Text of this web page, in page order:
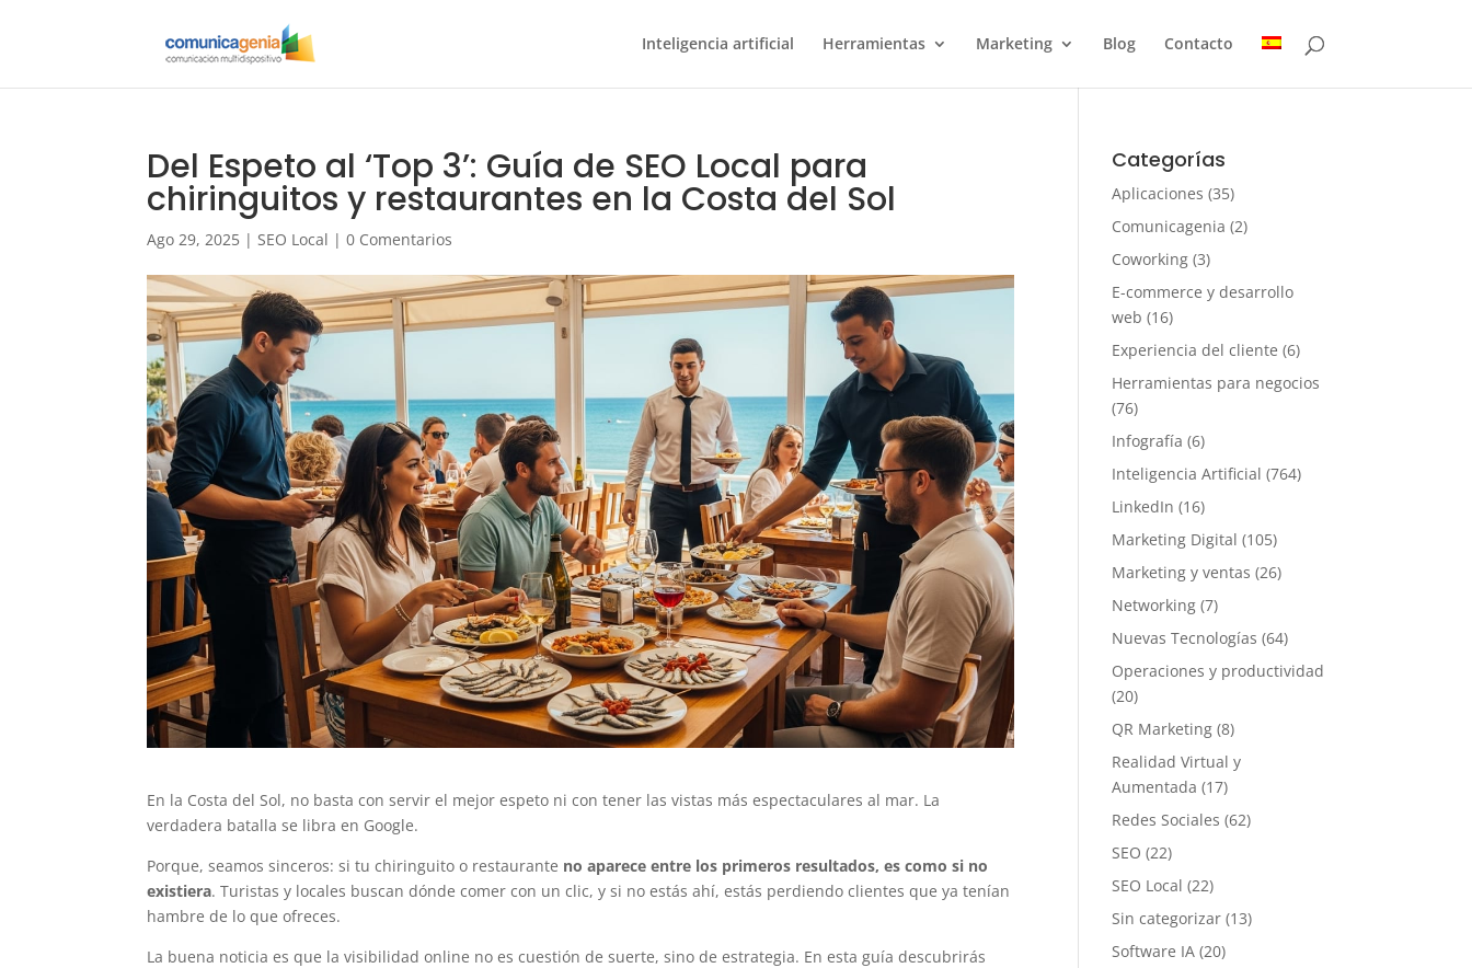
Inteligencia artificial Herramientas Marketing Blog Contacto
Del Espeto al ‘Top 3’: Guía de SEO Local para
chiringuitos y restaurantes en la Costa del Sol
Ago 29, 2025 |SEO Local |0 Comentarios
En la Costa del Sol, no basta con servir el mejor espeto ni con tener las vistas más espectaculares al mar. La
verdadera batalla se libra en Google.
Porque, seamos sinceros: si tu chiringuito o restaurante no aparece entre los primeros resultados, es como si no
existiera. Turistas y locales buscan dónde comer con un clic, y si no estás ahí, estás perdiendo clientes que ya tenían
hambre de lo que ofreces.
La buena noticia es que la visibilidad online no es cuestión de suerte, sino de estrategia. En esta guía descubrirás
Categorías
Aplicaciones (35)
Comunicagenia (2)
Coworking (3)
E-commerce y desarrollo
web (16)
Experiencia del cliente (6)
Herramientas para negocios
(76)
Infografía (6)
Inteligencia Artificial (764)
LinkedIn (16)
Marketing Digital (105)
Marketing y ventas (26)
Networking (7)
Nuevas Tecnologías (64)
Operaciones y productividad
(20)
QR Marketing (8)
Realidad Virtual y
Aumentada (17)
Redes Sociales (62)
SEO (22)
SEO Local (22)
Sin categorizar (13)
Software IA (20)